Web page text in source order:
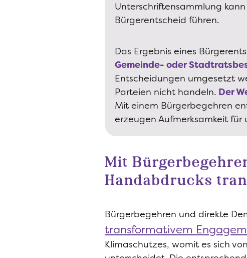
Unterschriftensammlung
Bürgerentscheid führen.
Das Ergebnis eines
Gemeinde- oder
Entscheidungen umgesetzt
Parteien nicht handeln. Der
Mit einem Bürgerbegehren
erzeugen Aufmerksamkeit
Mit
Handabdrucks
Bürgerbegehren und direkte
transformativem
Klimaschutzes, womit es sich